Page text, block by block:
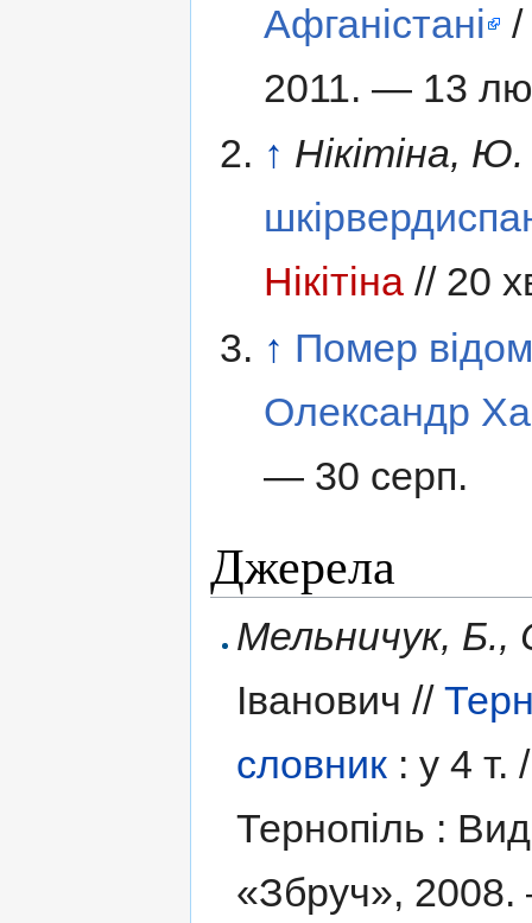
Афганістані
/
2011. — 13
↑ Нікітіна, Ю.
Нікітіна// 20
↑ Помер
Олександр
— 30 серп.
Джерела
Мельничук, Б.,
Іванович //
словник : у4 т. /
Тернопіль :
«Збруч»,